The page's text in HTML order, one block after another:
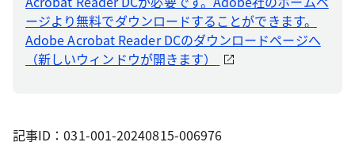
ージより無料でダウンロードすることができます。
Adobe Acrobat Reader DCのダウンロードページへ
（新しいウィンドウが開きます）
記事ID：031-001-20240815-006976